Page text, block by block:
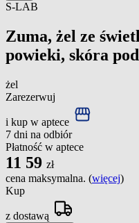
S-LAB
Zuma, żel ze
powieki, skóra
żel
Zarezerwuj
i kup w aptece
7 dni na odbiór
Płatność w aptece
11 59 zł
cena maksymalna. (więcej)
Kup
z dostawą